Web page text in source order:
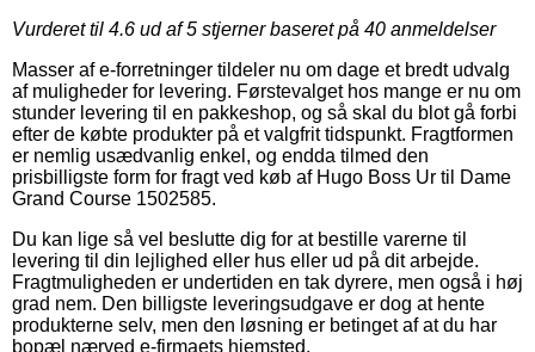
Vurderet til 4.6 ud af 5 stjerner baseret på 40 anmeldelser
Masser af e-forretninger tildeler nu om dage et bredt udvalg
af muligheder for levering. Førstevalget hos mange er nu om
stunder levering til en pakkeshop, og så skal du blot gå forbi
efter de købte produkter på et valgfrit tidspunkt. Fragtformen
er nemlig usædvanlig enkel, og endda tilmed den
prisbilligste form for fragt ved køb af Hugo Boss Ur til Dame
Grand Course 1502585.
Du kan lige så vel beslutte dig for at bestille varerne til
levering til din lejlighed eller hus eller ud på dit arbejde.
Fragtmuligheden er undertiden en tak dyrere, men også i høj
grad nem. Den billigste leveringsudgave er dog at hente
produkterne selv, men den løsning er betinget af at du har
bopæl nærved e-firmaets hjemsted.